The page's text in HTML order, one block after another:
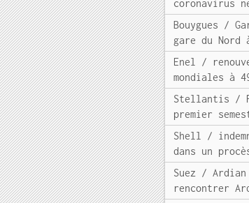
coronavirus
Bouygues /
gare du
Enel /
mondiales à
Stellantis /
premier
Shell /
dans un
Suez /
rencontrer